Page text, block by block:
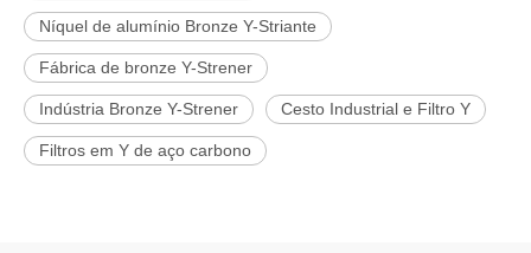
Níquel de alumínio Bronze Y-Striante
Fábrica de bronze Y-Strener
Indústria Bronze Y-Strener Cesto Industrial e Filtro Y
Filtros em Y de aço carbono